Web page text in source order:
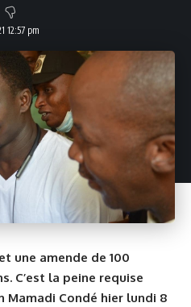
12:57 pm
une amende de 100
C’est la peine requise
Mamadi Condé hier lundi 8